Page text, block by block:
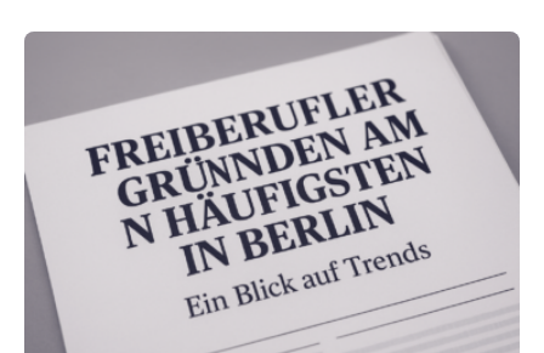
Bundesverbands Deutscher Versicherungskaufleute e.V.
durchgeführt haben. Die Studie basiert auf den
Antworten von 1.440 selbstständigen
Versicherungsvertreter*innen und -makler*innen. Ein
Ergebnis: Deutlich mehr als die Hälfte der Befragten ist
über 50 Jahre alt und wird in den nächsten Jahren eine
Nachfolgeregelung benötigen. Aber nur ein Drittel hat
bereits Regelungen…